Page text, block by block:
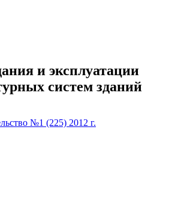
и эксплуатации
систем зданий
№1 (225) 2012 г.